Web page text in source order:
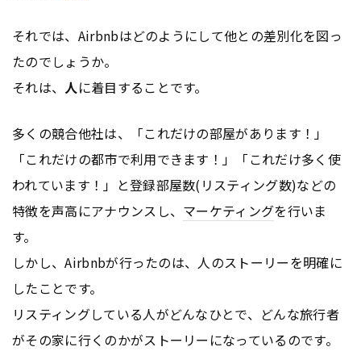
それでは、Airbnbはどのようにして他との差別化を図っ
たのでしょうか。
それは、人に着目することです。
多くの競合他社は、「これだけの部屋があります！」
「これだけの都市で利用できます！」「これだけ多く使
われています！」と登録部屋数(リスティング数)などの
特徴を声高にアナウンスし、 マーケティングを行いま
す。
しかし、Airbnbが行ったのは、人のストーリーを明確に
したことです。
リスティングしている人がどんなひとで、どんな旅行者
がその家に行くのかがストーリーになっているのです。